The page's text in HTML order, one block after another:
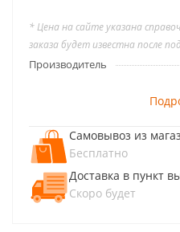
* Цена на сайте указана
заказа будет известна после
Производитель
Самовывоз из
Бесплатно
Доставка в пункт
Скоро будет